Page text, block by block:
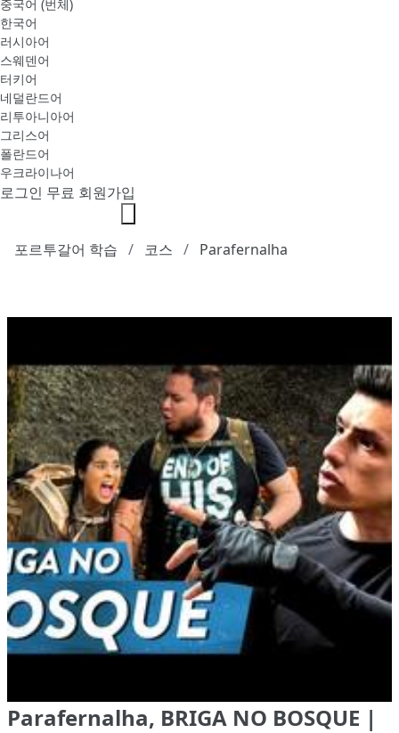
중국어 (번체)
한국어
러시아어
스웨덴어
터키어
네덜란드어
리투아니아어
그리스어
폴란드어
우크라이나어
로그인 무료 회원가입
포르투갈어 학습 코스 Parafernalha
Parafernalha, BRIGA NO BOSQUE |